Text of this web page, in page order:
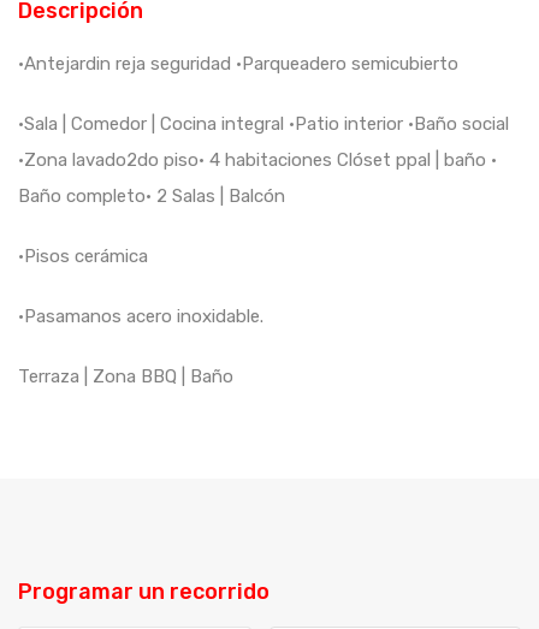
Descripción
•Antejardin reja seguridad •Parqueadero semicubierto
•Sala | Comedor | Cocina integral •Patio interior •Baño social
•Zona lavado2do piso• 4 habitaciones Clóset ppal | baño •
Baño completo• 2 Salas | Balcón
•Pisos cerámica
•Pasamanos acero inoxidable.
Terraza | Zona BBQ | Baño
Programar un recorrido